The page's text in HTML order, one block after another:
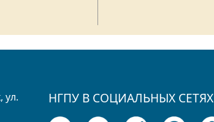
ул.
НГПУ В СОЦИАЛЬНЫХ СЕТЯХ